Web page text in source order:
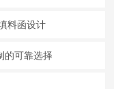
料函设计
的可靠选择